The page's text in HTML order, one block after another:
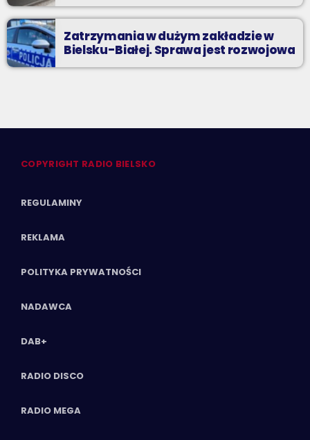
Zatrzymania w dużym zakładzie w
Bielsku-Białej. Sprawa jest rozwojowa
COPYRIGHT RADIO BIELSKO
REGULAMINY
REKLAMA
POLITYKA PRYWATNOŚCI
NADAWCA
DAB+
RADIO DISCO
RADIO MEGA